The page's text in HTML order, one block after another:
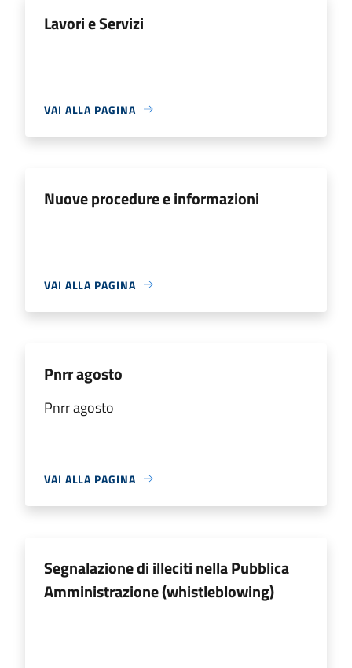
Lavori e Servizi
VAI ALLA PAGINA
Nuove procedure e informazioni
VAI ALLA PAGINA
Pnrr agosto
Pnrr agosto
VAI ALLA PAGINA
Segnalazione di illeciti nella Pubblica
Amministrazione (whistleblowing)